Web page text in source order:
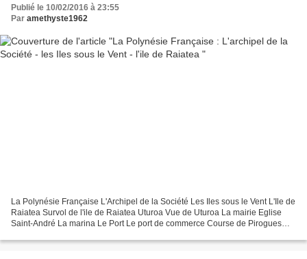
Publié le 10/02/2016 à 23:55
Par amethyste1962
La Polynésie Française L'Archipel de la Société Les Iles sous le Vent L'Ile de
Raiatea Survol de l'ile de Raiatea Uturoa Vue de Uturoa La mairie Eglise
Saint-André La marina Le Port Le port de commerce Course de Pirogues